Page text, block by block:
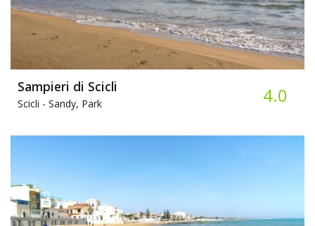
Sampieri di Scicli
Scicli - Sandy, Park 4.0